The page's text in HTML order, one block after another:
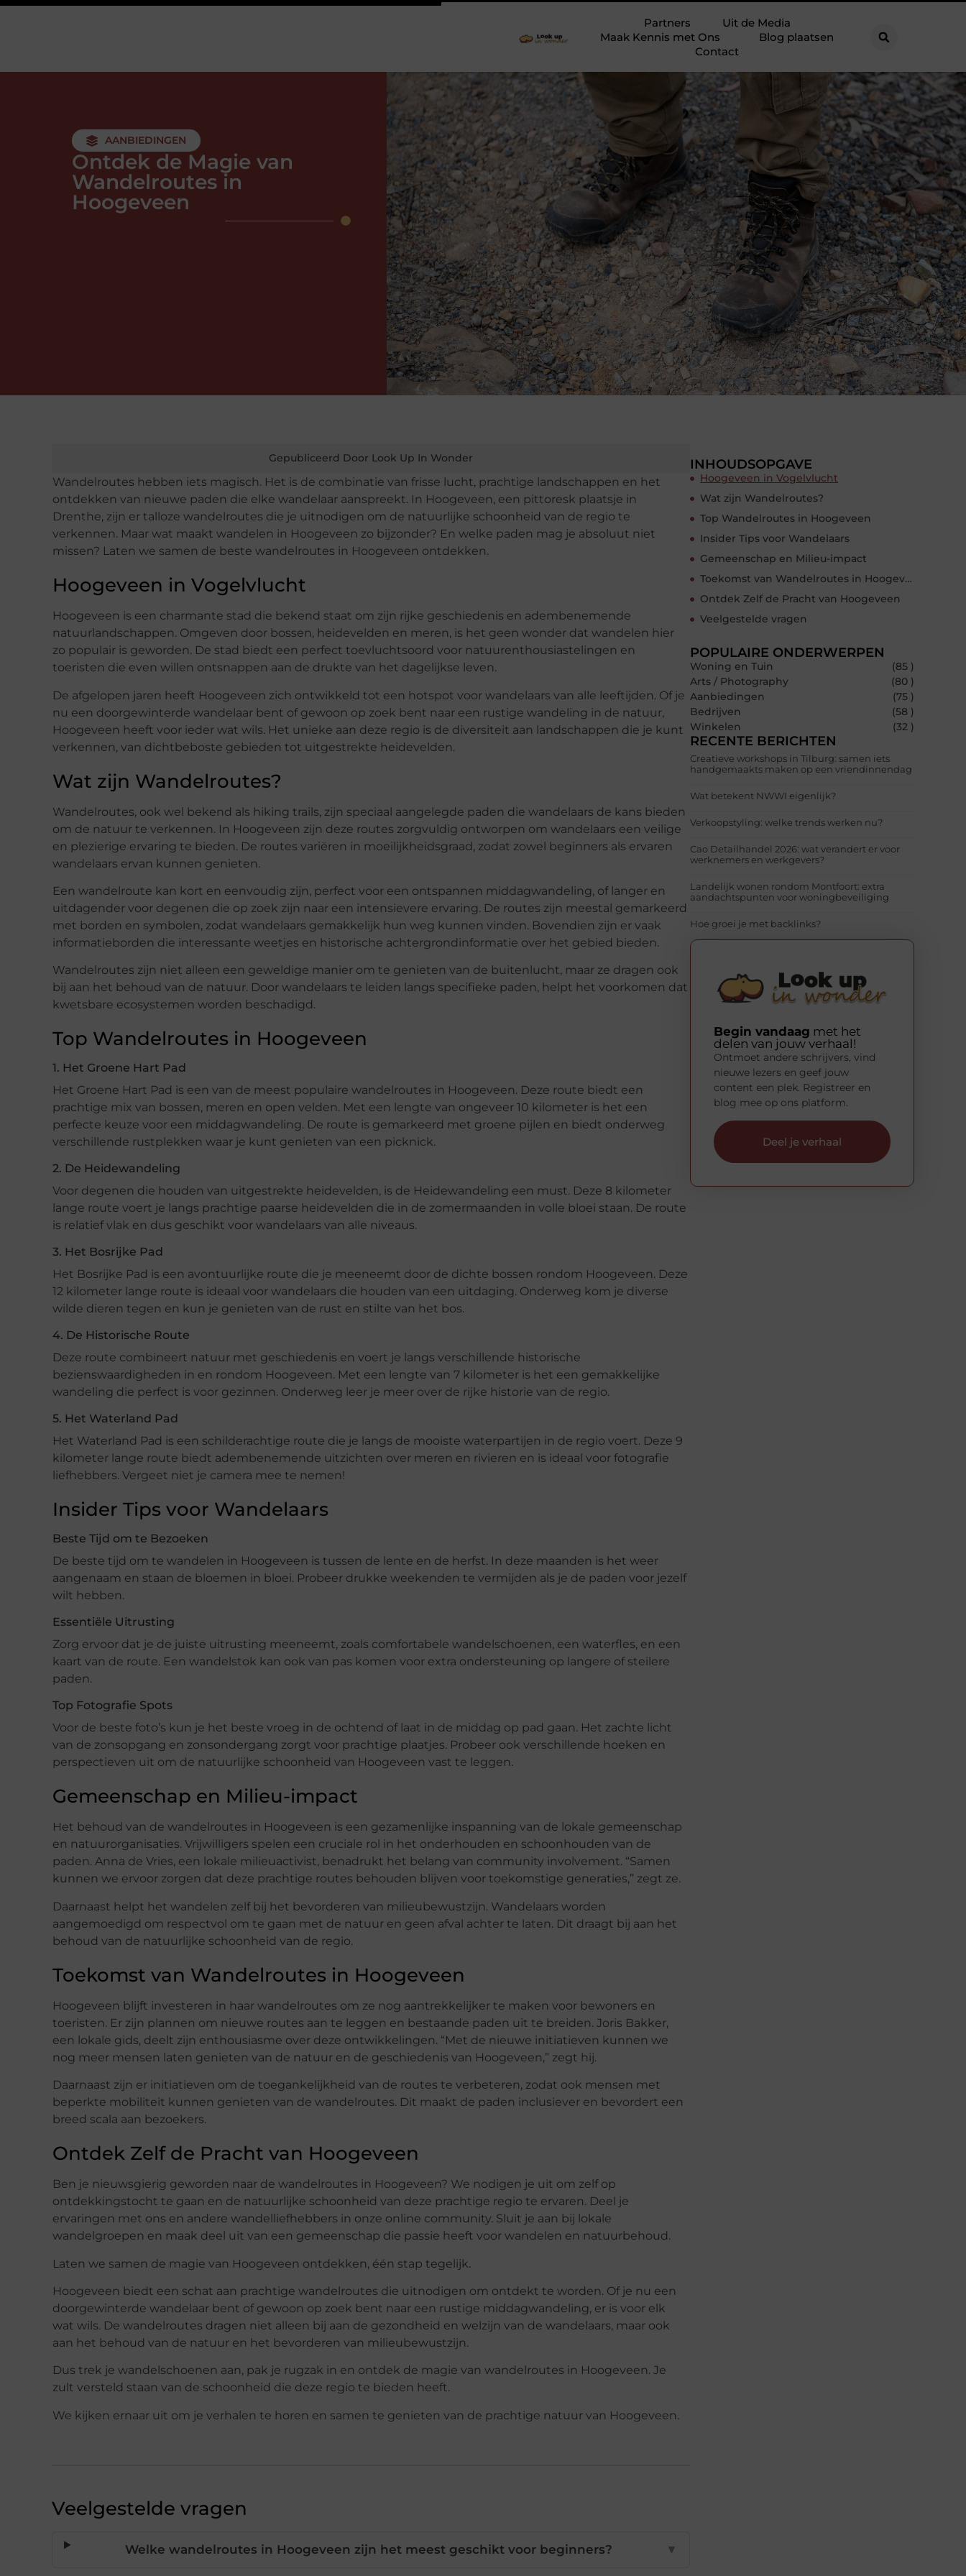
Partners
Uit de Media
Maak Kennis met Ons
Blog plaatsen
Contact
AANBIEDINGEN
Ontdek de Magie van
Wandelroutes in
Hoogeveen
Gepubliceerd Door Look Up In Wonder
Wandelroutes hebben iets magisch. Het is de combinatie van frisse lucht, prachtige landschappen en het
ontdekken van nieuwe paden die elke wandelaar aanspreekt. In Hoogeveen, een pittoresk plaatsje in
Drenthe, zijn er talloze wandelroutes die je uitnodigen om de natuurlijke schoonheid van de regio te
verkennen. Maar wat maakt wandelen in Hoogeveen zo bijzonder? En welke paden mag je absoluut niet
missen? Laten we samen de beste wandelroutes in Hoogeveen ontdekken.
Hoogeveen in Vogelvlucht
Hoogeveen is een charmante stad die bekend staat om zijn rijke geschiedenis en adembenemende
natuurlandschappen. Omgeven door bossen, heidevelden en meren, is het geen wonder dat wandelen hier
zo populair is geworden. De stad biedt een perfect toevluchtsoord voor natuurenthousiastelingen en
toeristen die even willen ontsnappen aan de drukte van het dagelijkse leven.
De afgelopen jaren heeft Hoogeveen zich ontwikkeld tot een hotspot voor wandelaars van alle leeftijden. Of je
nu een doorgewinterde wandelaar bent of gewoon op zoek bent naar een rustige wandeling in de natuur,
Hoogeveen heeft voor ieder wat wils. Het unieke aan deze regio is de diversiteit aan landschappen die je kunt
verkennen, van dichtbeboste gebieden tot uitgestrekte heidevelden.
Wat zijn Wandelroutes?
Wandelroutes, ook wel bekend als hiking trails, zijn speciaal aangelegde paden die wandelaars de kans bieden
om de natuur te verkennen. In Hoogeveen zijn deze routes zorgvuldig ontworpen om wandelaars een veilige
en plezierige ervaring te bieden. De routes variëren in moeilijkheidsgraad, zodat zowel beginners als ervaren
wandelaars ervan kunnen genieten.
Een wandelroute kan kort en eenvoudig zijn, perfect voor een ontspannen middagwandeling, of langer en
uitdagender voor degenen die op zoek zijn naar een intensievere ervaring. De routes zijn meestal gemarkeerd
met borden en symbolen, zodat wandelaars gemakkelijk hun weg kunnen vinden. Bovendien zijn er vaak
informatieborden die interessante weetjes en historische achtergrondinformatie over het gebied bieden.
Wandelroutes zijn niet alleen een geweldige manier om te genieten van de buitenlucht, maar ze dragen ook
bij aan het behoud van de natuur. Door wandelaars te leiden langs specifieke paden, helpt het voorkomen dat
kwetsbare ecosystemen worden beschadigd.
Top Wandelroutes in Hoogeveen
1. Het Groene Hart Pad
Het Groene Hart Pad is een van de meest populaire wandelroutes in Hoogeveen. Deze route biedt een
prachtige mix van bossen, meren en open velden. Met een lengte van ongeveer 10 kilometer is het een
perfecte keuze voor een middagwandeling. De route is gemarkeerd met groene pijlen en biedt onderweg
verschillende rustplekken waar je kunt genieten van een picknick.
2. De Heidewandeling
Voor degenen die houden van uitgestrekte heidevelden, is de Heidewandeling een must. Deze 8 kilometer
lange route voert je langs prachtige paarse heidevelden die in de zomermaanden in volle bloei staan. De route
is relatief vlak en dus geschikt voor wandelaars van alle niveaus.
3. Het Bosrijke Pad
Het Bosrijke Pad is een avontuurlijke route die je meeneemt door de dichte bossen rondom Hoogeveen. Deze
12 kilometer lange route is ideaal voor wandelaars die houden van een uitdaging. Onderweg kom je diverse
wilde dieren tegen en kun je genieten van de rust en stilte van het bos.
4. De Historische Route
Deze route combineert natuur met geschiedenis en voert je langs verschillende historische
bezienswaardigheden in en rondom Hoogeveen. Met een lengte van 7 kilometer is het een gemakkelijke
wandeling die perfect is voor gezinnen. Onderweg leer je meer over de rijke historie van de regio.
5. Het Waterland Pad
Het Waterland Pad is een schilderachtige route die je langs de mooiste waterpartijen in de regio voert. Deze 9
kilometer lange route biedt adembenemende uitzichten over meren en rivieren en is ideaal voor fotografie
liefhebbers. Vergeet niet je camera mee te nemen!
Insider Tips voor Wandelaars
Beste Tijd om te Bezoeken
De beste tijd om te wandelen in Hoogeveen is tussen de lente en de herfst. In deze maanden is het weer
aangenaam en staan de bloemen in bloei. Probeer drukke weekenden te vermijden als je de paden voor jezelf
wilt hebben.
Essentiële Uitrusting
Zorg ervoor dat je de juiste uitrusting meeneemt, zoals comfortabele wandelschoenen, een waterfles, en een
kaart van de route. Een wandelstok kan ook van pas komen voor extra ondersteuning op langere of steilere
paden.
Top Fotografie Spots
Voor de beste foto’s kun je het beste vroeg in de ochtend of laat in de middag op pad gaan. Het zachte licht
van de zonsopgang en zonsondergang zorgt voor prachtige plaatjes. Probeer ook verschillende hoeken en
perspectieven uit om de natuurlijke schoonheid van Hoogeveen vast te leggen.
Gemeenschap en Milieu-impact
Het behoud van de wandelroutes in Hoogeveen is een gezamenlijke inspanning van de lokale gemeenschap
en natuurorganisaties. Vrijwilligers spelen een cruciale rol in het onderhouden en schoonhouden van de
paden. Anna de Vries, een lokale milieuactivist, benadrukt het belang van community involvement. “Samen
kunnen we ervoor zorgen dat deze prachtige routes behouden blijven voor toekomstige generaties,” zegt ze.
Daarnaast helpt het wandelen zelf bij het bevorderen van milieubewustzijn. Wandelaars worden
aangemoedigd om respectvol om te gaan met de natuur en geen afval achter te laten. Dit draagt bij aan het
behoud van de natuurlijke schoonheid van de regio.
Toekomst van Wandelroutes in Hoogeveen
Hoogeveen blijft investeren in haar wandelroutes om ze nog aantrekkelijker te maken voor bewoners en
toeristen. Er zijn plannen om nieuwe routes aan te leggen en bestaande paden uit te breiden. Joris Bakker,
een lokale gids, deelt zijn enthousiasme over deze ontwikkelingen. “Met de nieuwe initiatieven kunnen we
nog meer mensen laten genieten van de natuur en de geschiedenis van Hoogeveen,” zegt hij.
Daarnaast zijn er initiatieven om de toegankelijkheid van de routes te verbeteren, zodat ook mensen met
beperkte mobiliteit kunnen genieten van de wandelroutes. Dit maakt de paden inclusiever en bevordert een
breed scala aan bezoekers.
Ontdek Zelf de Pracht van Hoogeveen
Ben je nieuwsgierig geworden naar de wandelroutes in Hoogeveen? We nodigen je uit om zelf op
ontdekkingstocht te gaan en de natuurlijke schoonheid van deze prachtige regio te ervaren. Deel je
ervaringen met ons en andere wandelliefhebbers in onze online community. Sluit je aan bij lokale
wandelgroepen en maak deel uit van een gemeenschap die passie heeft voor wandelen en natuurbehoud.
Laten we samen de magie van Hoogeveen ontdekken, één stap tegelijk.
Hoogeveen biedt een schat aan prachtige wandelroutes die uitnodigen om ontdekt te worden. Of je nu een
doorgewinterde wandelaar bent of gewoon op zoek bent naar een rustige middagwandeling, er is voor elk
wat wils. De wandelroutes dragen niet alleen bij aan de gezondheid en welzijn van de wandelaars, maar ook
aan het behoud van de natuur en het bevorderen van milieubewustzijn.
Dus trek je wandelschoenen aan, pak je rugzak in en ontdek de magie van wandelroutes in Hoogeveen. Je
zult versteld staan van de schoonheid die deze regio te bieden heeft.
We kijken ernaar uit om je verhalen te horen en samen te genieten van de prachtige natuur van Hoogeveen.
Veelgestelde vragen
Welke wandelroutes in Hoogeveen zijn het meest geschikt voor beginners? ▼
INHOUDSOPGAVE
Hoogeveen in Vogelvlucht
Wat zijn Wandelroutes?
Top Wandelroutes in Hoogeveen
Insider Tips voor Wandelaars
Gemeenschap en Milieu-impact
Toekomst van Wandelroutes in Hoogeveen
Ontdek Zelf de Pracht van Hoogeveen
Veelgestelde vragen
POPULAIRE ONDERWERPEN
Woning en Tuin
(85 )
Arts / Photography
(80 )
Aanbiedingen
(75 )
Bedrijven
(58 )
Winkelen
(32 )
RECENTE BERICHTEN
Creatieve workshops in Tilburg: samen iets
handgemaakts maken op een vriendinnendag
Wat betekent NWWI eigenlijk?
Verkoopstyling: welke trends werken nu?
Cao Detailhandel 2026: wat verandert er voor
werknemers en werkgevers?
Landelijk wonen rondom Montfoort: extra
aandachtspunten voor woningbeveiliging
Hoe groei je met backlinks?
Begin vandaag met het
delen van jouw verhaal!
Ontmoet andere schrijvers, vind
nieuwe lezers en geef jouw
content een plek. Registreer en
blog mee op ons platform.
Deel je verhaal